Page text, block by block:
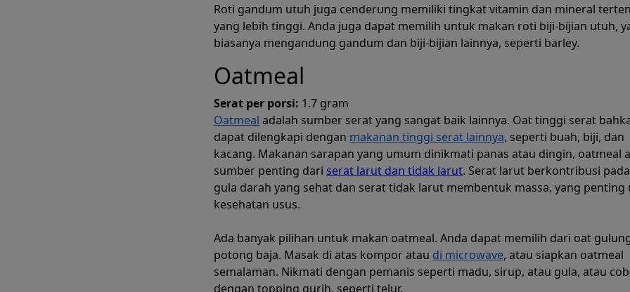
Roti gandum utuh juga cenderung memiliki tingkat vitamin dan mineral
yang lebih tinggi. Anda juga dapat memilih untuk makan roti biji-bijian utuh,
biasanya mengandung gandum dan biji-bijian lainnya, seperti barley.
Oatmeal
Serat per porsi: 1.7 gram
Oatmeal adalah sumber serat yang sangat baik lainnya. Oat tinggi serat
dapat dilengkapi dengan makanan tinggi serat lainnya, seperti buah, biji, dan
kacang. Makanan sarapan yang umum dinikmati panas atau dingin, oatmeal
sumber penting dari serat larut dan tidak larut. Serat larut berkontribusi
gula darah yang sehat dan serat tidak larut membentuk massa, yang penting
kesehatan usus.
Ada banyak pilihan untuk makan oatmeal. Anda dapat memilih dari oat
potong baja. Masak di atas kompor atau di microwave, atau siapkan oatmeal
semalaman. Nikmati dengan pemanis seperti madu, sirup, atau gula, atau
dengan topping gurih, seperti telur.
Buat
rencana
Segera buat rencana makan yang mencapai
kalori Anda.
Diet & Pelacak Makro
4.8 • BEBAS